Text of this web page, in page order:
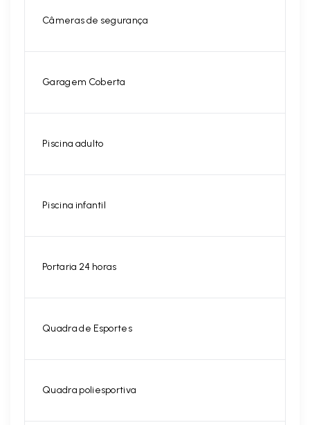
Câmeras de segurança
Garagem Coberta
Piscina adulto
Piscina infantil
Portaria 24 horas
Quadra de Esportes
Quadra poliesportiva